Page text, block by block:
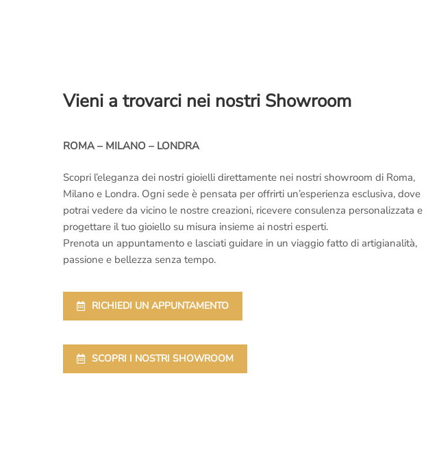
Vieni a trovarci nei nostri Showroom
ROMA – MILANO – LONDRA
Scopri l’eleganza dei nostri gioielli direttamente nei nostri showroom di Roma,
Milano e Londra. Ogni sede è pensata per offrirti un’esperienza esclusiva, dove
potrai vedere da vicino le nostre creazioni, ricevere consulenza personalizzata e
progettare il tuo gioiello su misura insieme ai nostri esperti.
Prenota un appuntamento e lasciati guidare in un viaggio fatto di artigianalità,
passione e bellezza senza tempo.
RICHIEDI UN APPUNTAMENTO
SCOPRI I NOSTRI SHOWROOM